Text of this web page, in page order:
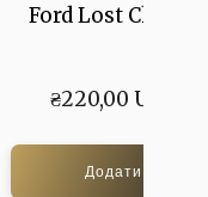
Ford Lost Cherry
₴220,00 UAH
Додати